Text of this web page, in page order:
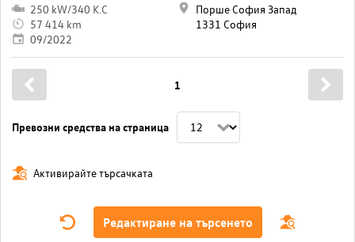
250 kW/340 K.C
57 414 km
09/2022
Порше София Запад
1331 София
Превозни средства на страница
1
Активирайте търсачката
Редактиране на търсенето